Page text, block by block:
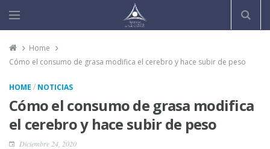
Home
Cómo el consumo de grasa modifica el cerebro y hace subir de peso
HOME / NOTICIAS
Cómo el consumo de grasa modifica
el cerebro y hace subir de peso
Diciembre 24, 2020